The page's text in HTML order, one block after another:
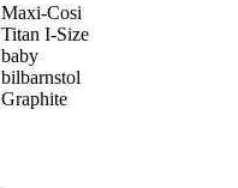
Maxi-Cosi
Titan I-Size
baby
bilbarnstol
Graphite